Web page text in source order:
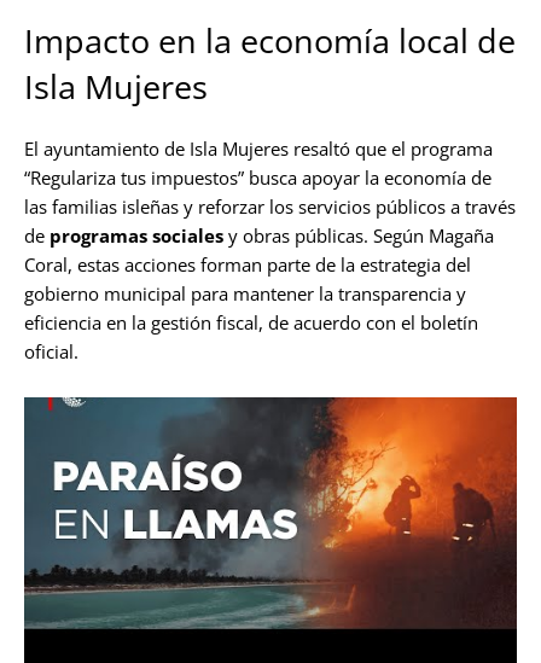
Impacto en la economía local de
Isla Mujeres
El ayuntamiento de Isla Mujeres resaltó que el programa
“Regulariza tus impuestos” busca apoyar la economía de
las familias isleñas y reforzar los servicios públicos a través
de programas sociales y obras públicas. Según Magaña
Coral, estas acciones forman parte de la estrategia del
gobierno municipal para mantener la transparencia y
eficiencia en la gestión fiscal, de acuerdo con el boletín
oficial.